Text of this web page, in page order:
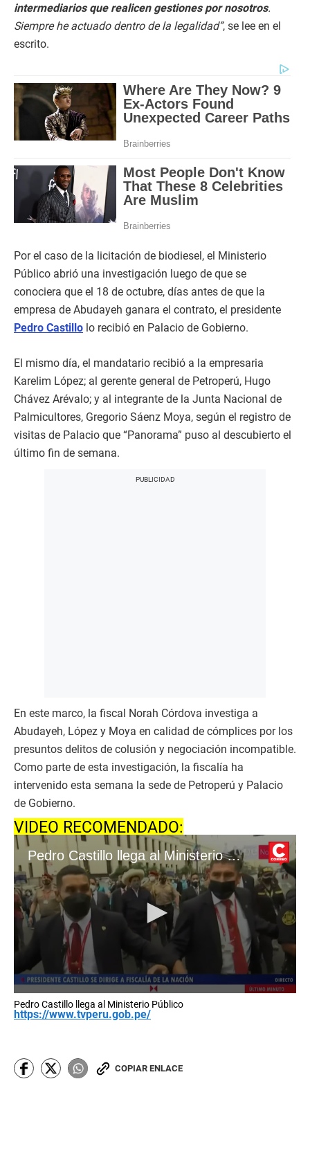
intermediarios que realicen gestiones por nosotros.
Siempre he actuado dentro de la legalidad”, se lee en el
escrito.
Por el caso de la licitación de biodiesel, el Ministerio
Público abrió una investigación luego de que se
conociera que el 18 de octubre, días antes de que la
empresa de Abudayeh ganara el contrato, el presidente
Pedro Castillo lo recibió en Palacio de Gobierno.
El mismo día, el mandatario recibió a la empresaria
Karelim López; al gerente general de Petroperú, Hugo
Chávez Arévalo; y al integrante de la Junta Nacional de
Palmicultores, Gregorio Sáenz Moya, según el registro de
visitas de Palacio que “Panorama” puso al descubierto el
último fin de semana.
En este marco, la fiscal Norah Córdova investiga a
Abudayeh, López y Moya en calidad de cómplices por los
presuntos delitos de colusión y negociación incompatible.
Como parte de esta investigación, la fiscalía ha
intervenido esta semana la sede de Petroperú y Palacio
de Gobierno.
VIDEO RECOMENDADO:
Pedro Castillo llega al Ministerio Público
0
s
e
d
s
Pedro Castillo llega al Ministerio Público
https://www.tvperu.gob.pe/
COPIAR ENLACE